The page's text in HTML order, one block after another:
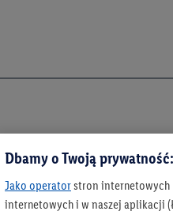
Dbamy o Twoją
Jako operatorstron internetowych
internetowych i w naszej aplikacji